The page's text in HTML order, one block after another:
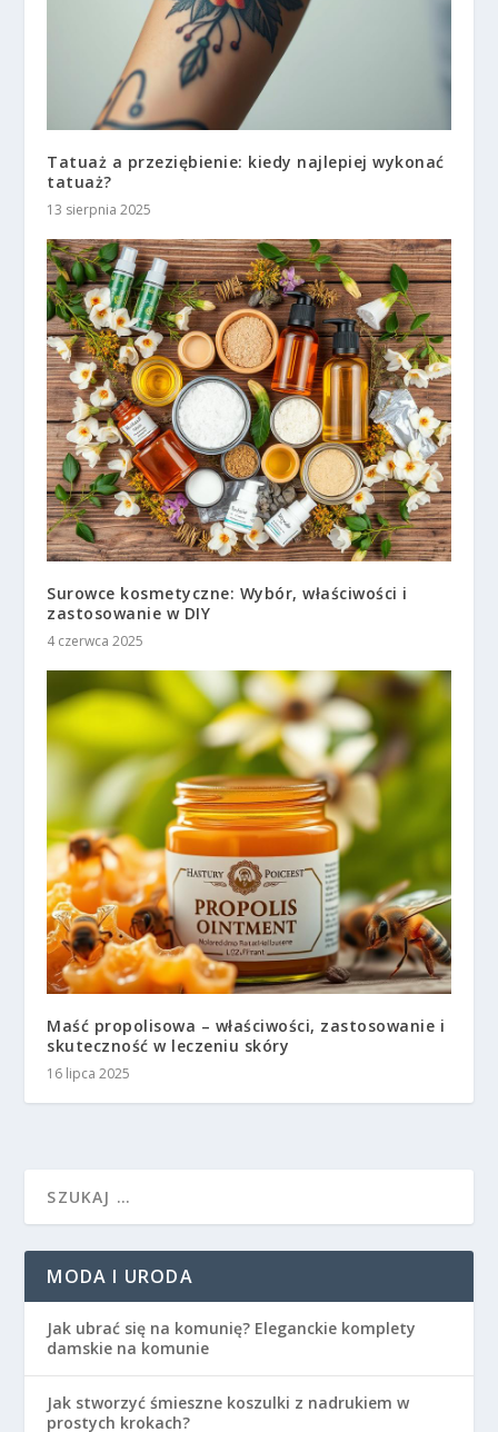
Tatuaż a przeziębienie: kiedy najlepiej wykonać
tatuaż?
13 sierpnia 2025
Surowce kosmetyczne: Wybór, właściwości i
zastosowanie w DIY
4 czerwca 2025
Maść propolisowa – właściwości, zastosowanie i
skuteczność w leczeniu skóry
16 lipca 2025
MODA I URODA
Jak ubrać się na komunię? Eleganckie komplety
damskie na komunie
Jak stworzyć śmieszne koszulki z nadrukiem w
prostych krokach?